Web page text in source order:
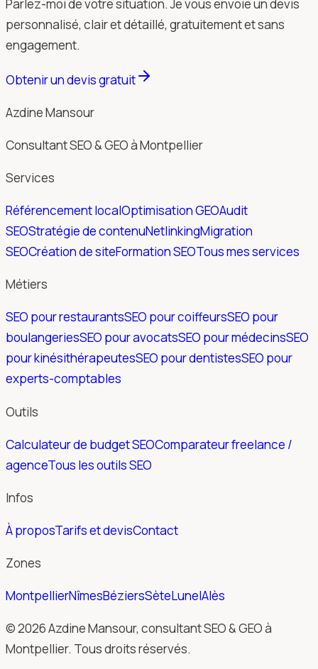
Parlez-moi de votre situation. Je vous envoie un devis
personnalisé, clair et détaillé, gratuitement et sans
engagement.
Obtenir un devis gratuit
Azdine Mansour
Consultant SEO & GEO à Montpellier
Services
Référencement localOptimisation GEOAudit
SEOStratégie de contenuNetlinkingMigration
SEOCréation de siteFormation SEOTous mes services
Métiers
SEO pour restaurantsSEO pour coiffeursSEO pour
boulangeriesSEO pour avocatsSEO pour médecinsSEO
pour kinésithérapeutesSEO pour dentistesSEO pour
experts-comptables
Outils
Calculateur de budget SEOComparateur freelance /
agenceTous les outils SEO
Infos
À proposTarifs et devisContact
Zones
MontpellierNîmesBéziersSèteLunelAlès
© 2026 Azdine Mansour, consultant SEO & GEO à
Montpellier. Tous droits réservés.